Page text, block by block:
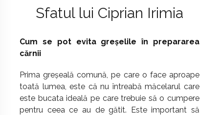
Sfatul lui Ciprian Irimia
Cum se pot evita greșelile în prepararea
cărnii
Prima greșeală comună, pe care o face aproape
toată lumea, este că nu întreabă măcelarul care
este bucata ideală pe care trebuie să o cumpere
pentru ceea ce au de gătit. Este important să